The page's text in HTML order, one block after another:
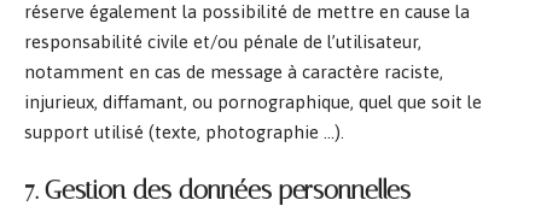
réserve également la possibilité de mettre en cause la
responsabilité civile et/ou pénale de l’utilisateur,
notamment en cas de message à caractère raciste,
injurieux, diffamant, ou pornographique, quel que soit le
support utilisé (texte, photographie …).
7. Gestion des données personnelles